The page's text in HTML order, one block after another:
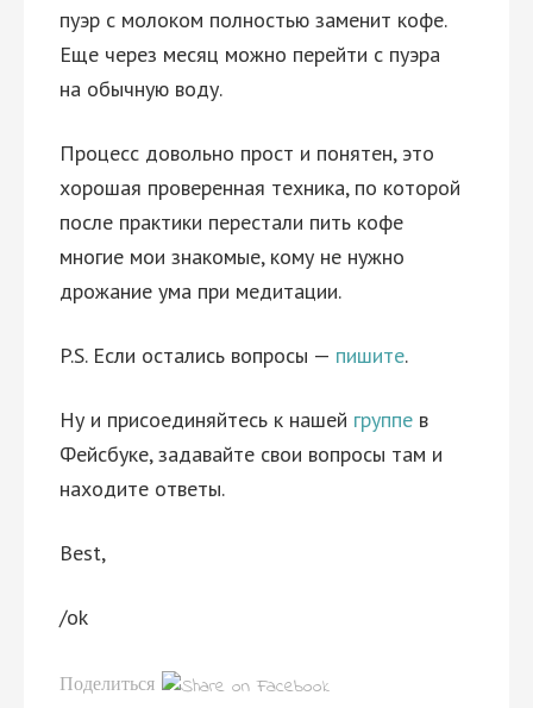
пуэр с молоком полностью заменит кофе.
Еще через месяц можно перейти с пуэра
на обычную воду.
Процесс довольно прост и понятен, это
хорошая проверенная техника, по которой
после практики перестали пить кофе
многие мои знакомые, кому не нужно
дрожание ума при медитации.
P.S. Если остались вопросы — пишите.
Ну и присоединяйтесь к нашей группе в
Фейсбуке, задавайте свои вопросы там и
находите ответы.
Best,
/ok
Поделиться